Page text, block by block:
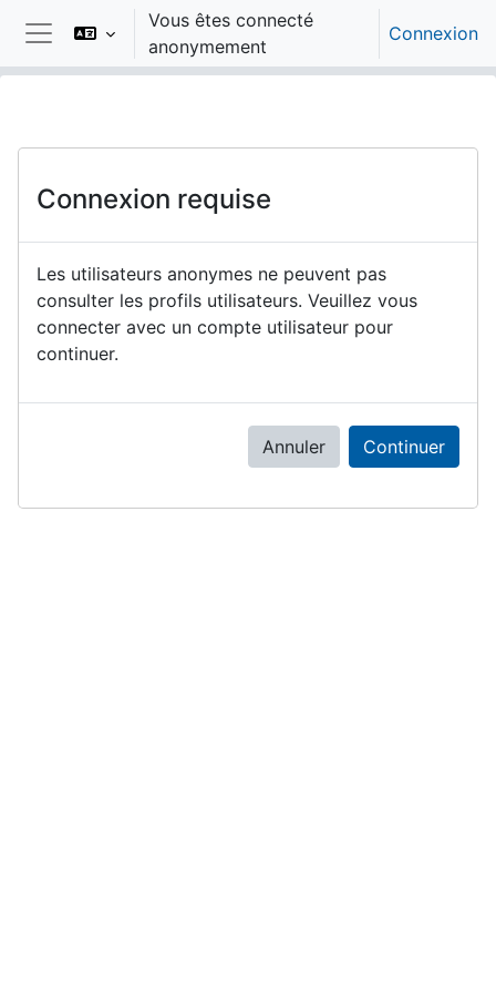
Passer au contenu principal
Panneau latéral
Vous êtes connecté
anonymement
Connexion
Connexion requise
Les utilisateurs anonymes ne peuvent pas
consulter les profils utilisateurs. Veuillez vous
connecter avec un compte utilisateur pour
continuer.
Annuler Continuer